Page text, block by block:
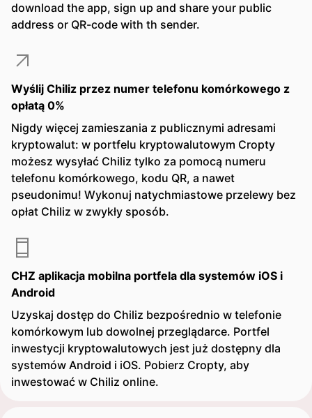
download the app, sign up and share your public
address or QR-code with th sender.
Wyślij Chiliz przez numer telefonu komórkowego z
opłatą 0%
Nigdy więcej zamieszania z publicznymi adresami
kryptowalut: w portfelu kryptowalutowym Cropty
możesz wysyłać Chiliz tylko za pomocą numeru
telefonu komórkowego, kodu QR, a nawet
pseudonimu! Wykonuj natychmiastowe przelewy bez
opłat Chiliz w zwykły sposób.
CHZ aplikacja mobilna portfela dla systemów iOS i
Android
Uzyskaj dostęp do Chiliz bezpośrednio w telefonie
komórkowym lub dowolnej przeglądarce. Portfel
inwestycji kryptowalutowych jest już dostępny dla
systemów Android i iOS. Pobierz Cropty, aby
inwestować w Chiliz online.